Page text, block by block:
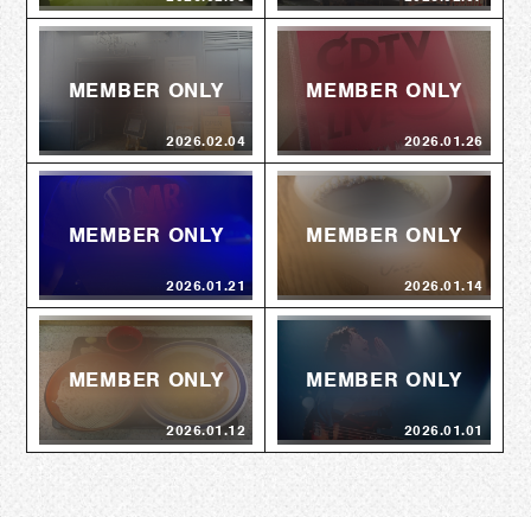
2026.02.04 2026.01.26
2026.01.21 2026.01.14
2026.01.12 2026.01.01